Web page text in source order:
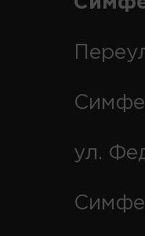
ул.